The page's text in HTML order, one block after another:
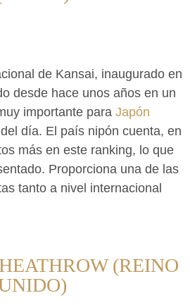
de Kansai, inaugurado en
desde hace unos años en un
importante para Japón
día. El país nipón cuenta, en
más en este ranking, lo que
Proporciona una de las
tanto a nivel internacional
(REINO